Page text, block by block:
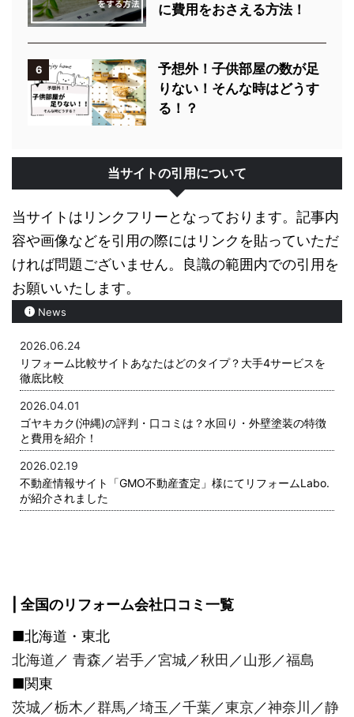
に費用をおさえる方法！
6
予想外！子供部屋の数が足
りない！そんな時はどうす
る！？
当サイトの引用について
当サイトはリンクフリーとなっております。記事内
容や画像などを引用の際にはリンクを貼っていただ
ければ問題ございません。良識の範囲内での引用を
お願いいたします。
News
2026.06.24
リフォーム比較サイトあなたはどのタイプ？大手4サービスを
徹底比較
2026.04.01
ゴヤキカク(沖縄)の評判・口コミは？水回り・外壁塗装の特徴
と費用を紹介！
2026.02.19
不動産情報サイト「GMO不動産査定」様にてリフォームLabo.
が紹介されました
| 全国のリフォーム会社口コミ一覧
■北海道・東北
北海道／ 青森／岩手／宮城／秋田 ／山形／福島
■関東
茨城／栃木／群馬／埼玉 ／千葉／東京／神奈川 ／静